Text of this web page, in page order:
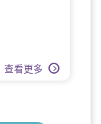
查看更多